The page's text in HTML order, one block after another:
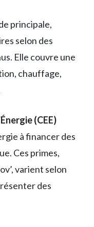
principale,
selon des
Elle couvre une
chauffage,
(CEE)
à financer des
Ces primes,
varient selon
des